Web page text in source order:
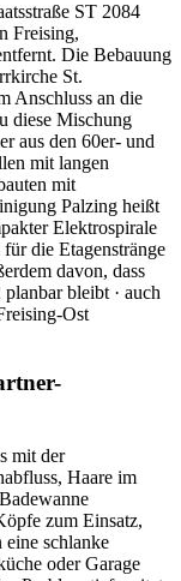
ST 2084
Freising,
Die Bebauung
St.
Anschluss an die
diese Mischung
aus den 60er- und
mit langen
mit
Palzing heißt
Elektrospirale
die Etagenstränge
davon, dass
bleibt · auch
Ost
mit der
Haare im
zum Einsatz,
eine schlanke
oder Garage